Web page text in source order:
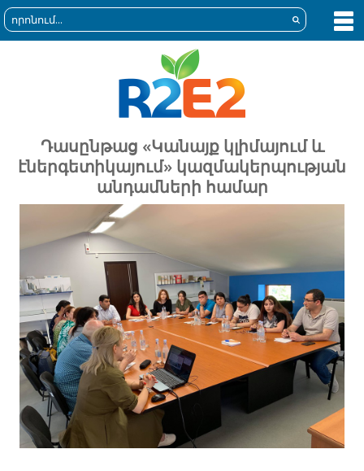
Դասընթաց «Կանայք կլիմայում և
էներգետիկայում» կազմակերպության
անդամների համար